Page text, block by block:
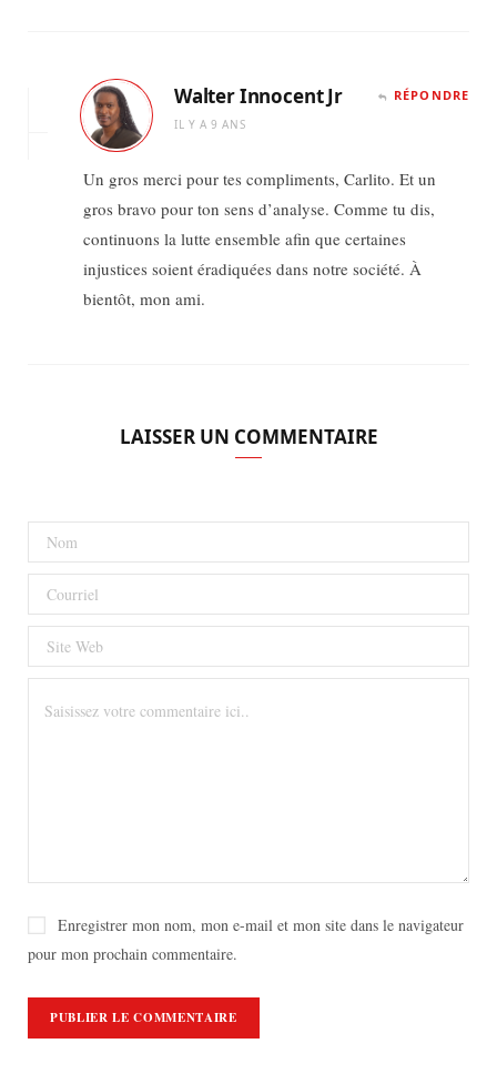
Walter Innocent Jr
IL Y A 9 ANS
RÉPONDRE
Un gros merci pour tes compliments, Carlito. Et un
gros bravo pour ton sens d’analyse. Comme tu dis,
continuons la lutte ensemble afin que certaines
injustices soient éradiquées dans notre société. À
bientôt, mon ami.
LAISSER UN COMMENTAIRE
Enregistrer mon nom, mon e-mail et mon site dans le navigateur
pour mon prochain commentaire.